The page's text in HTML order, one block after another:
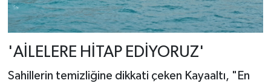
'AİLELERE HİTAP EDİYORUZ'
Sahillerin temizliğine dikkati çeken Kayaaltı, "En